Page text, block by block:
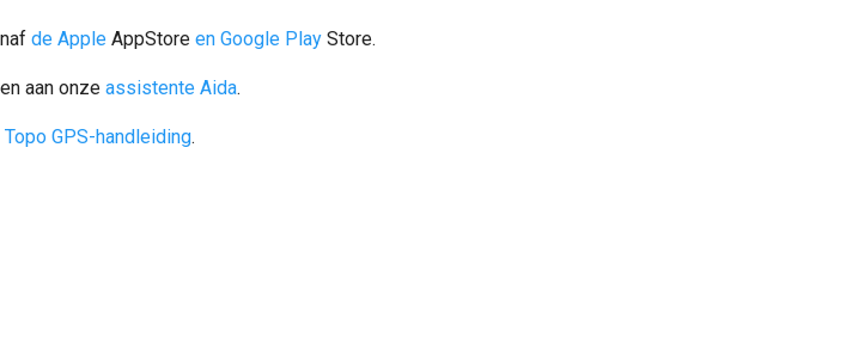
de Apple AppStore en Google Play Store.
aan onze assistente Aida.
GPS-handleiding.